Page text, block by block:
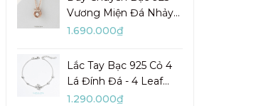
Vương Miện Đá Nhảy
My Queen - VYN13
1.690.000₫
Lắc Tay Bạc 925 Cỏ 4
Lá Đính Đá - 4 Leaf
Clover - VYB27
1.290.000₫